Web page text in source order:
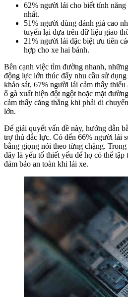
62% người lái cho biết tính
nhất.
51% người dùng đánh giá cao
tuyến lại dựa trên dữ liệu giao
21% người lái đặc biệt ưu tiên
hợp cho xe hai bánh.
Bên cạnh việc tìm đường nhanh,
động lực lớn thúc đẩy nhu cầu sử
khảo sát, 67% người lái cảm thấy
ổ gà xuất hiện đột ngột hoặc mặt
cảm thấy căng thẳng khi phải di
lớn.
Để giải quyết vấn đề này, hướng dẫn
trợ thủ đắc lực. Có đến 66% người lái
bằng giọng nói theo từng chặng.
đây là yếu tố thiết yếu để họ có thể
đảm bảo an toàn khi lái xe.